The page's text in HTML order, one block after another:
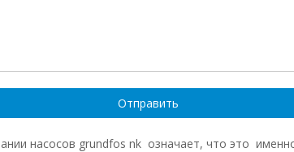
насосов grundfos nk означает, что это